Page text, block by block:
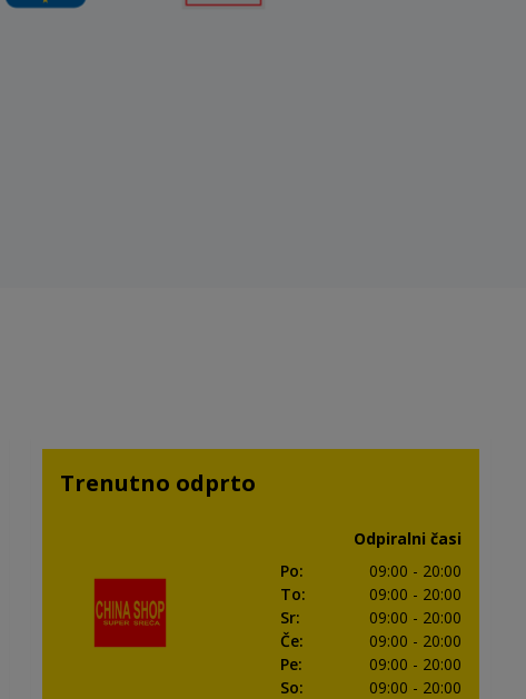
Trenutno odprto
Odpiralni časi
Po: 09:00 - 20:00
To: 09:00 - 20:00
Sr: 09:00 - 20:00
Če: 09:00 - 20:00
Pe: 09:00 - 20:00
So: 09:00 - 20:00